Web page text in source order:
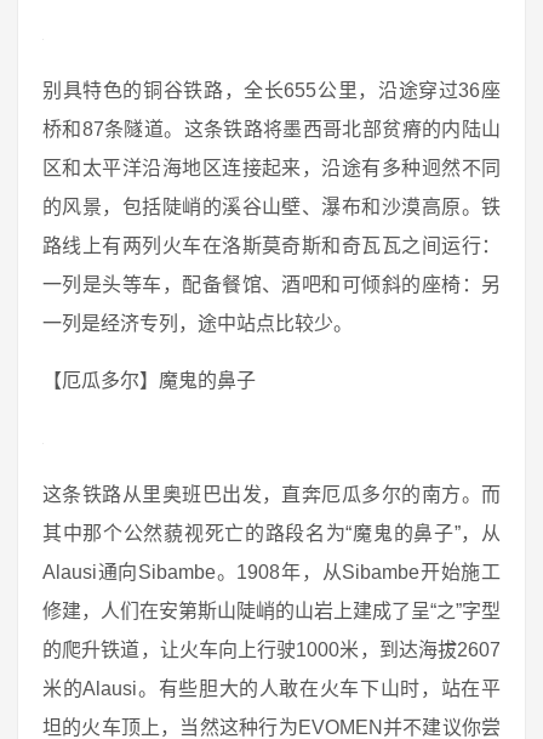
别具特色的铜谷铁路，全长655公里，沿途穿过36座
桥和87条隧道。这条铁路将墨西哥北部贫瘠的内陆山
区和太平洋沿海地区连接起来，沿途有多种迥然不同
的风景，包括陡峭的溪谷山壁、瀑布和沙漠高原。铁
路线上有两列火车在洛斯莫奇斯和奇瓦瓦之间运行：
一列是头等车，配备餐馆、酒吧和可倾斜的座椅：另
一列是经济专列，途中站点比较少。
【厄瓜多尔】魔鬼的鼻子
这条铁路从里奥班巴出发，直奔厄瓜多尔的南方。而
其中那个公然藐视死亡的路段名为“魔鬼的鼻子”，从
Alausi通向Sibambe。1908年，从Sibambe开始施工
修建，人们在安第斯山陡峭的山岩上建成了呈“之”字型
的爬升铁道，让火车向上行驶1000米，到达海拔2607
米的Alausi。有些胆大的人敢在火车下山时，站在平
坦的火车顶上，当然这种行为EVOMEN并不建议你尝